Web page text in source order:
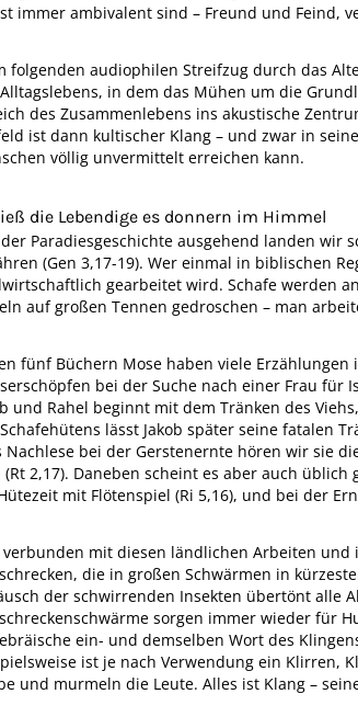
immer ambivalent sind – Freund und Feind,
folgenden audiophilen Streifzug durch das
in dem das Mühen um die
des Zusammenlebens ins akustische
ist dann kultischer Klang – und zwar in
völlig unvermittelt erreichen kann.
die Lebendige es donnern im Himmel
Paradiesgeschichte ausgehend landen wir
(Gen 3,17-19). Wer einmal in biblischen
gearbeitet wird. Schafe werden
auf großen Tennen gedroschen – man
fünf Büchern Mose haben viele
bei der Suche nach einer Frau für
und Rahel beginnt mit dem Tränken des
lässt Jakob später seine fatalen
Nachlese bei der Gerstenernte hören wir sie
(Rt 2,17). Daneben scheint es aber auch
mit Flötenspiel (Ri 5,16), und bei der
verbunden mit diesen ländlichen Arbeiten
die in großen Schwärmen in
der schwirrenden Insekten übertönt alle
sorgen immer wieder für
ein- und demselben Wort des
ist je nach Verwendung ein Klirren,
und murmeln die Leute. Alles ist Klang –